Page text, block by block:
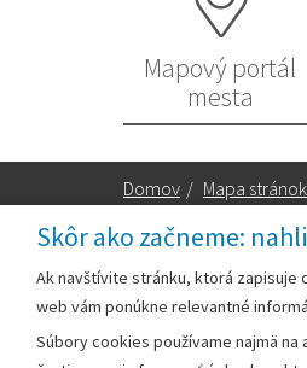
Skôr ako začneme:
Ak navštívite stránku, ktorá zapisuje
web vám ponúkne relevantné
Súbory cookies používame najmä
Mapový portál
mesta
Domov / Mapa stránok